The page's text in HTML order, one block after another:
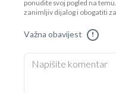
ponudite svoj pogled na
zanimljiv dijalog i obogatiti
Važna obavijest !